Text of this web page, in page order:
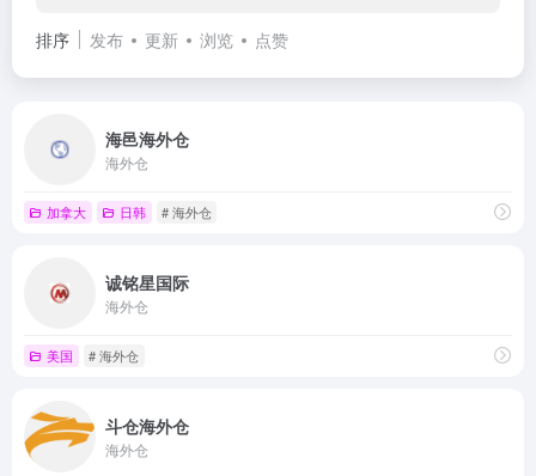
排序 发布 更新 浏览 点赞
海邑海外仓
海外仓
加拿大 日韩 # 海外仓
诚铭星国际
海外仓
美国 # 海外仓
斗仓海外仓
海外仓